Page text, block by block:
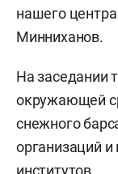
нашего
Минниханов.
На заседании
окружающей
снежного
организаций
институтов.